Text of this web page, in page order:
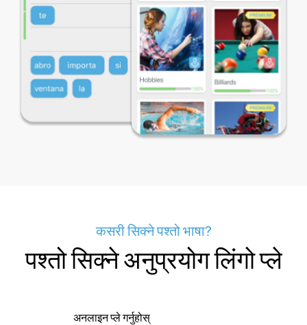
कसरी सिक्ने पश्तो भाषा?
पश्तो सिक्ने अनुप्रयोग लिंगो प्ले
अनलाइन प्ले गर्नुहोस्